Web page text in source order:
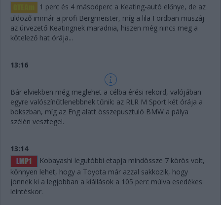
1 perc és 4 másodperc a Keating-autó előnye, de az
üldöző immár a profi Bergmeister, míg a lila Fordban muszáj
az úrvezető Keatingnek maradnia, hiszen még nincs meg a
kötelező hat órája...
13:16
Bár elviekben még meglehet a célba érési rekord, valójában
egyre valószínűtlenebbnek tűnik: az RLR M Sport két órája a
bokszban, míg az Eng alatt összepusztuló BMW a pálya
szélén vesztegel.
13:14
Kobayashi legutóbbi etapja mindössze 7 körös volt,
könnyen lehet, hogy a Toyota már azzal sakkozik, hogy
jönnek ki a legjobban a kiállások a 105 perc múlva esedékes
leintéskor.